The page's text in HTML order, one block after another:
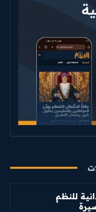
للنظم